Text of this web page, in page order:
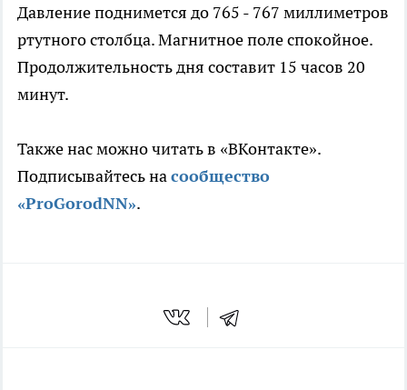
Давление поднимется до 765 - 767 миллиметров
ртутного столбца. Магнитное поле спокойное.
Продолжительность дня составит 15 часов 20
минут.
Также нас можно читать в «ВКонтакте».
Подписывайтесь насообщество
«ProGorodNN».